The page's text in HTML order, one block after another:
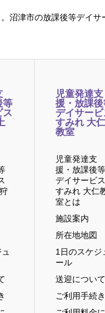
沼津市の放課後等デイサ
等
ス
児童発達支
援・放課後
デイサービ
すみれ 大仁
教室
児童発達支
援・放課後等
デイサービス
すみれ 大仁
室とは
施設案内
所在地地図
1日のスケジ
ール
送迎について
ご利用手続き